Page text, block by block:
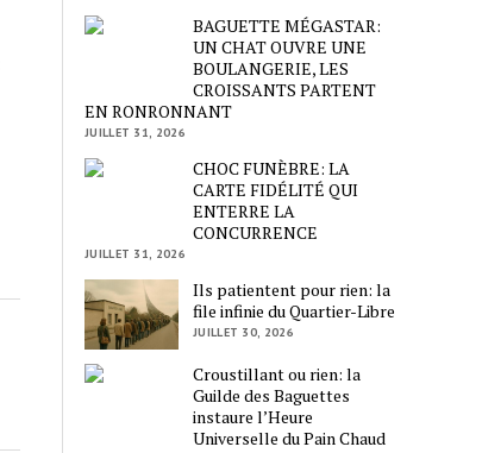
BAGUETTE MÉGASTAR:
UN CHAT OUVRE UNE
BOULANGERIE, LES
CROISSANTS PARTENT
EN RONRONNANT
JUILLET 31, 2026
CHOC FUNÈBRE: LA
CARTE FIDÉLITÉ QUI
ENTERRE LA
CONCURRENCE
JUILLET 31, 2026
Ils patientent pour rien: la
file infinie du Quartier-Libre
JUILLET 30, 2026
Croustillant ou rien: la
Guilde des Baguettes
instaure l’Heure
Universelle du Pain Chaud